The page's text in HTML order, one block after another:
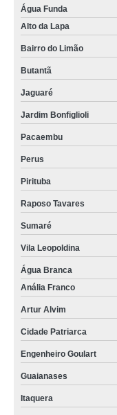
Água Funda
Alto da Lapa
Bairro do Limão
Butantã
Jaguaré
Jardim Bonfiglioli
Pacaembu
Perus
Pirituba
Raposo Tavares
Sumaré
Vila Leopoldina
Água Branca
Anália Franco
Artur Alvim
Cidade Patriarca
Engenheiro Goulart
Guaianases
Itaquera